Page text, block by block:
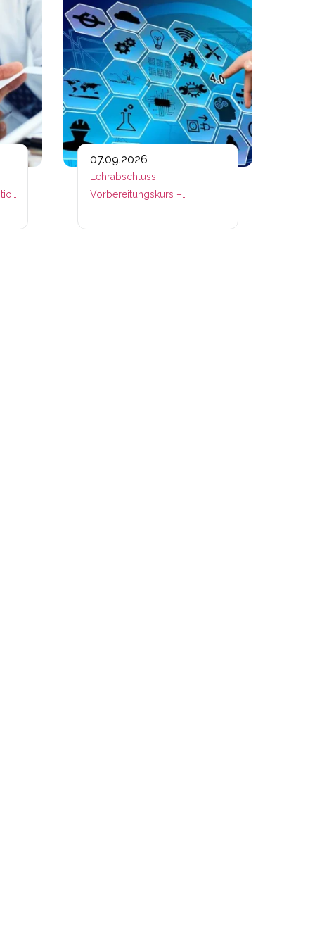
07.09.2026
Lehrabschluss
Vorbereitungskurs –